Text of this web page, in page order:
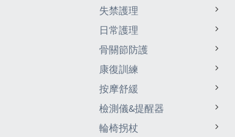
失禁護理
日常護理
骨關節防護
康復訓練
按摩舒緩
檢測儀&提醒器
輪椅拐杖